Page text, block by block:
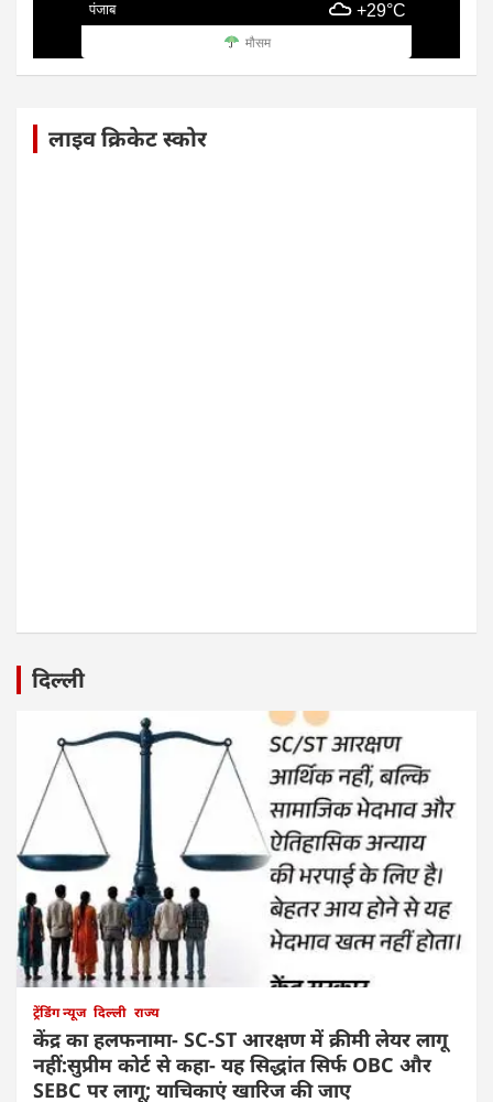
पंजाब +29°C
मौसम
लाइव क्रिकेट स्कोर
दिल्ली
ट्रेंडिंग न्यूज दिल्ली राज्य
केंद्र का हलफनामा- SC-ST आरक्षण में क्रीमी लेयर लागू
नहीं:सुप्रीम कोर्ट से कहा- यह सिद्धांत सिर्फ OBC और
SEBC पर लागू; याचिकाएं खारिज की जाए